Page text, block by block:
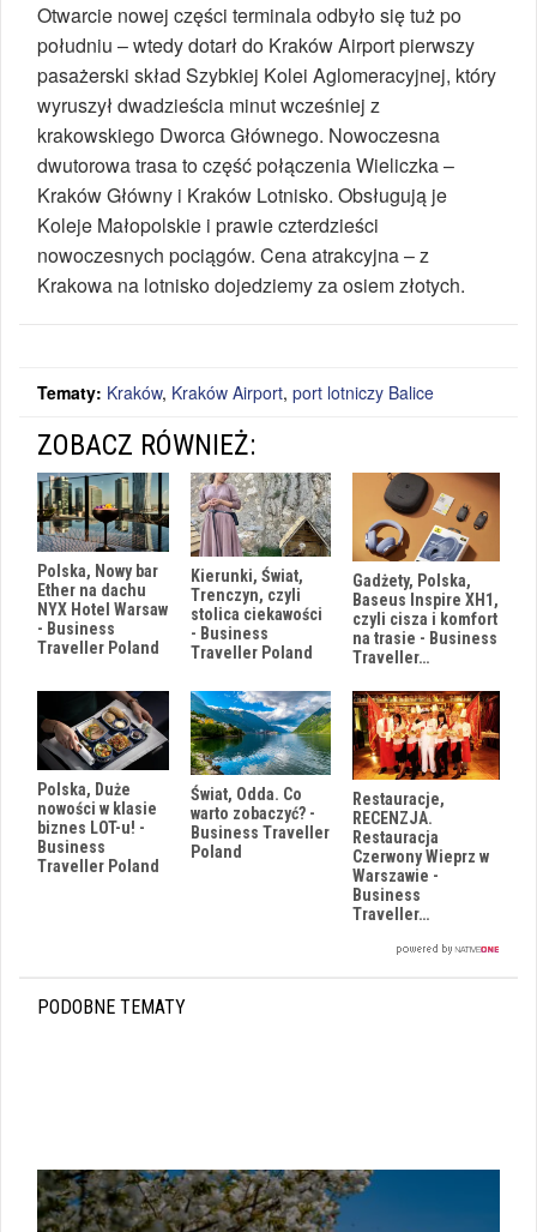
Otwarcie nowej części terminala odbyło się tuż po
południu – wtedy dotarł do Kraków Airport pierwszy
pasażerski skład Szybkiej Kolei Aglomeracyjnej, który
wyruszył dwadzieścia minut wcześniej z
krakowskiego Dworca Głównego. Nowoczesna
dwutorowa trasa to część połączenia Wieliczka –
Kraków Główny i Kraków Lotnisko. Obsługują je
Koleje Małopolskie i prawie czterdzieści
nowoczesnych pociągów. Cena atrakcyjna – z
Krakowa na lotnisko dojedziemy za osiem złotych.
Tematy: Kraków, Kraków Airport, port lotniczy Balice
ZOBACZ RÓWNIEŻ:
Polska, Nowy bar
Ether na dachu
NYX Hotel Warsaw
- Business
Traveller Poland
Kierunki, Świat,
Trenczyn, czyli
stolica ciekawości
- Business
Traveller Poland
Gadżety, Polska,
Baseus Inspire XH1,
czyli cisza i komfort
na trasie - Business
Traveller…
Polska, Duże
nowości w klasie
biznes LOT-u! -
Business
Traveller Poland
Świat, Odda. Co
warto zobaczyć? -
Business Traveller
Poland
Restauracje,
RECENZJA.
Restauracja
Czerwony Wieprz w
Warszawie -
Business
Traveller…
PODOBNE TEMATY